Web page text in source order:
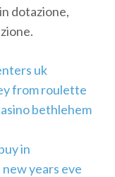
dotazione,
uk
from roulette
bethlehem
in
years eve